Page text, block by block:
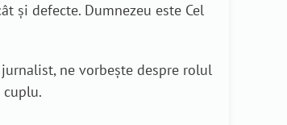
și defecte. Dumnezeu este Cel
ne vorbește despre rolul